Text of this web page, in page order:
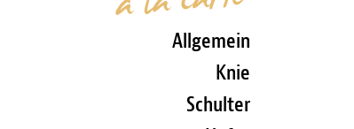
Allgemein
Knie
Schulter